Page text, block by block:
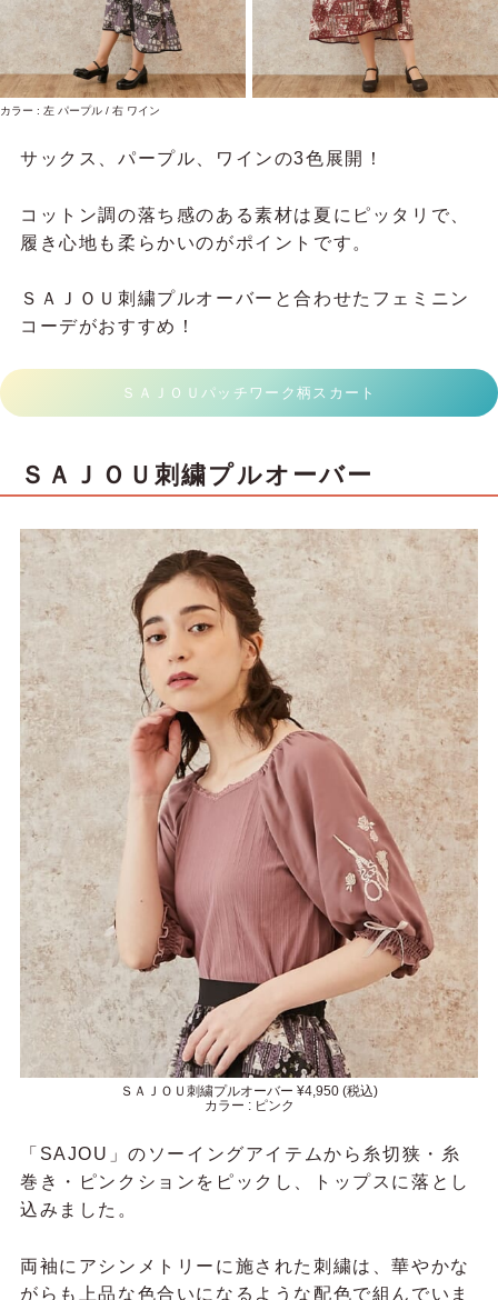
カラー : 左 パープル / 右 ワイン
サックス、パープル、ワインの3色展開！
コットン調の落ち感のある素材は夏にピッタリで、
履き心地も柔らかいのがポイントです。
ＳＡＪＯＵ刺繍プルオーバーと合わせたフェミニン
コーデがおすすめ！
ＳＡＪＯＵパッチワーク柄スカート
ＳＡＪＯＵ刺繍プルオーバー
ＳＡＪＯＵ刺繍プルオーバー ¥4,950 (税込)
カラー : ピンク
「SAJOU」のソーイングアイテムから糸切狭・糸
巻き・ピンクションをピックし、トップスに落とし
込みました。
両袖にアシンメトリーに施された刺繍は、華やかな
がらも上品な色合いになるような配色で組んでいま